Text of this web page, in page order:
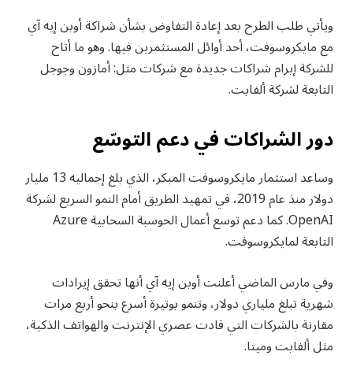
ويأتي طلب الطرح بعد إعادة التفاوض بشأن شراكة أوبن إيه آي
مع مايكروسوفت، أحد أوائل المستثمرين فيها. وهو ما أتاح
للشركة إبرام شراكات جديدة مع شركات مثل: أمازون وجوجل
التابعة لشركة ألفابت.
دور الشراكات في دعم التوسّع
وساعد استثمار مايكروسوفت المبكر، الذي بلغ إجماليه 13 مليار
دولار منذ عام 2019، في تمهيد الطريق أمام النمو السريع لشركة
OpenAI. كما دعم توسع أعمال الحوسبة السحابية Azure
التابعة لمايكروسوفت.
وفي مارس الماضي أعلنت أوبن إيه آي أنها تحقق إيرادات
شهرية تبلغ ملياري دولار، وتنمو بوتيرة أسرع بنحو أربع مرات
مقارنة بالشركات التي قادت عصري الإنترنت والهواتف الذكية،
مثل ألفابت وميتا.